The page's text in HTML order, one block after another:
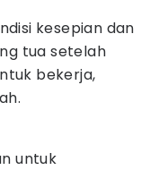
kesepian dan
tua setelah
bekerja,
untuk